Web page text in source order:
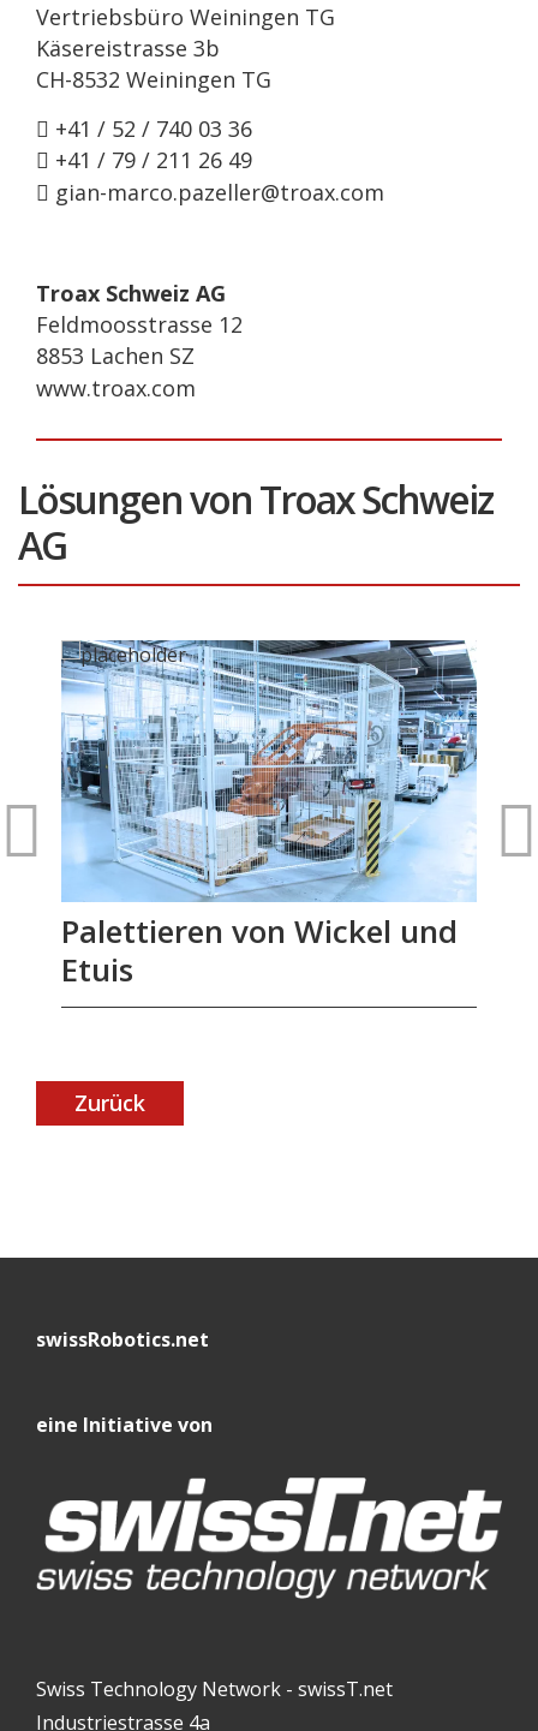
Vertriebsbüro Weiningen TG
Käsereistrasse 3b
CH-8532 Weiningen TG
+41 / 52 / 740 03 36
+41 / 79 / 211 26 49
gian-marco.pazeller@troax.com
Troax Schweiz AG
Feldmoosstrasse 12
8853 Lachen SZ
www.troax.com
Lösungen von Troax Schweiz
AG
Palettieren von Wickel und
Etuis
Zurück
swissRobotics.net
eine Initiative von
Swiss Technology Network - swissT.net
Industriestrasse 4a